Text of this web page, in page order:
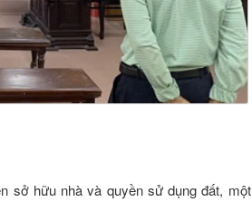
sở hữu nhà và quyền sử dụng đất, một